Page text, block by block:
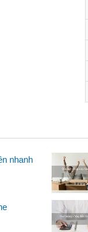
viên
thông qua quảng
đóng tiền nhà,
gọn nên tôi
nhanh